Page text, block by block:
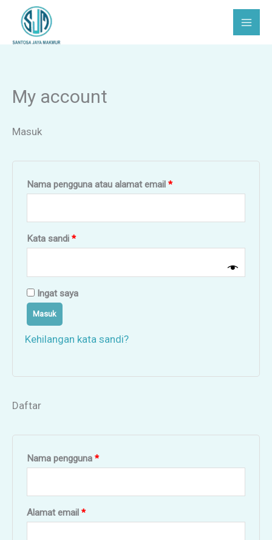
Lewati
konten
My account
Masuk
Nama pengguna atau alamat email *
Kata sandi *
Ingat saya
Masuk
Kehilangan kata sandi?
Daftar
Nama pengguna *
Alamat email *